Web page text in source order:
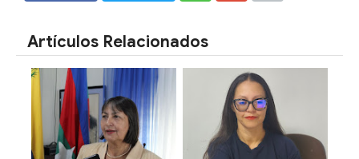
Artículos Relacionados